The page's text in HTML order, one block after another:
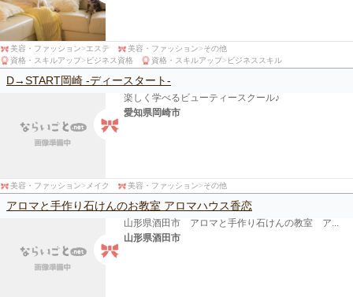
美容・ファッション>エステ 美容・ファッション>その他
資格・スキルアップ> ビジネス資格 資格・スキルアップ> ビジネススキル
D→START岡崎 -ディースタート-
楽しく学べるビューティースクール♪
愛知県岡崎市
美容・ファッション> メイク 美容・ファッション>その他
アロマと手作り石けんのお教室 アロマハウス香恋
山形県酒田市 アロマと手作り石けんの教室 ア...
山形県酒田市